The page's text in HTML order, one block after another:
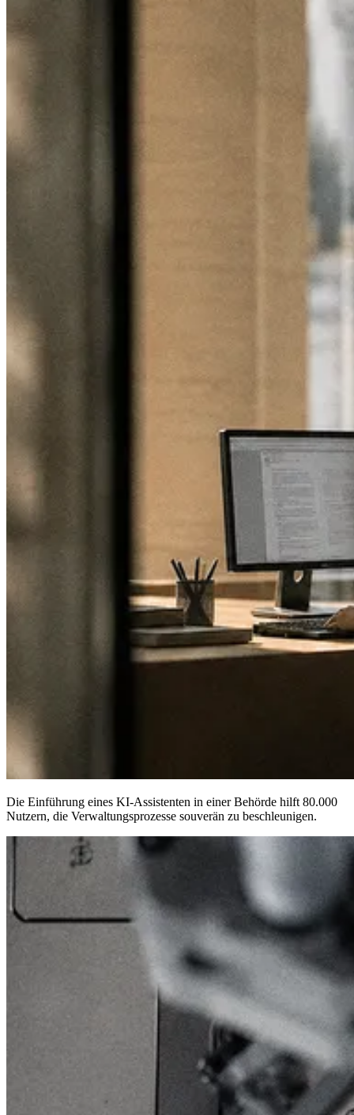
Die Einführung eines KI-Assistenten in einer Behörde hilft 80.000
Nutzern, die Verwaltungsprozesse souverän zu beschleunigen.